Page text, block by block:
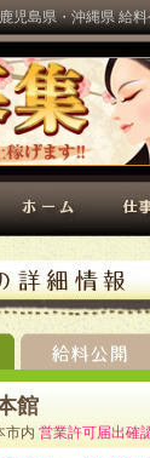
児島県・沖縄県 給
館
市内 営業許可届出確